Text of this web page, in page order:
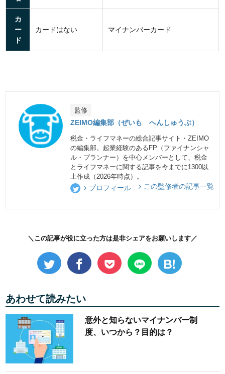
カ
ー
ド
カードはない マイナンバーカード
監修
ZEIMO編集部（ぜいも へんしゅうぶ）
税金・ライフマネーの総合記事サイト・ZEIMO
の編集部。起業経験のあるFP（ファイナンシャ
ル・プランナー）を中心メンバーとして、税金
とライフマネーに関する記事を今までに1300以
上作成（2026年時点）。
プロフィール この監修者の記事一覧
＼この記事が役に立った方は是非シェアをお願いします／
あわせて読みたい
意外と知らないマイナンバー制
度、いつから？目的は？